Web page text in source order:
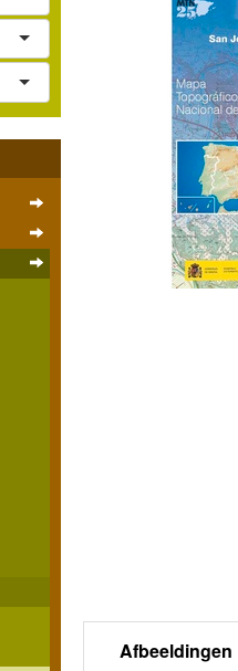
Afbeeldingen